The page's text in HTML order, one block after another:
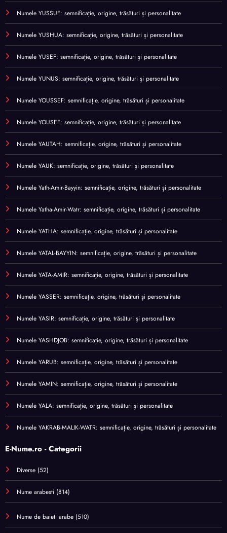
Numele YUSSUF: semnificație, origine, trăsături și personalitate
Numele YUSHUA: semnificație, origine, trăsături și personalitate
Numele YUSEF: semnificație, origine, trăsături și personalitate
Numele YUNUS: semnificație, origine, trăsături și personalitate
Numele YOUSSEF: semnificație, origine, trăsături și personalitate
Numele YOUSEF: semnificație, origine, trăsături și personalitate
Numele YAUTAH: semnificație, origine, trăsături și personalitate
Numele YAUK: semnificație, origine, trăsături și personalitate
Numele Yath-Amir-Bayyin: semnificație, origine, trăsături și personalitate
Numele Yatha-Amir-Watr: semnificație, origine, trăsături și personalitate
Numele YATHA: semnificație, origine, trăsături și personalitate
Numele YATAL-BAYYIN: semnificație, origine, trăsături și personalitate
Numele YATA-AMIR: semnificație, origine, trăsături și personalitate
Numele YASSER: semnificație, origine, trăsături și personalitate
Numele YASIR: semnificație, origine, trăsături și personalitate
Numele YASHDJOB: semnificație, origine, trăsături și personalitate
Numele YARUB: semnificație, origine, trăsături și personalitate
Numele YAMIN: semnificație, origine, trăsături și personalitate
Numele YALA: semnificație, origine, trăsături și personalitate
Numele YAKRAB-MALIK-WATR: semnificație, origine, trăsături și personalitate
E-Nume.ro - Categorii
Diverse (52)
Nume arabesti (814)
Nume de baieti arabe (510)